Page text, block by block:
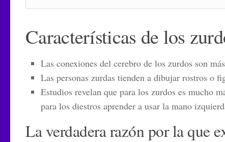
Características de los
Las conexiones del cerebro de los zurdos son
Las personas zurdas tienden a dibujar rostros o
Estudios revelan que para los zurdos es mucho
para los diestros aprender a usar la mano
La verdadera razón por la que